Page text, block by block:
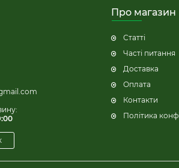
Про магазин
Статті
Часті питання
Доставка
Оплата
Контакти
Політика